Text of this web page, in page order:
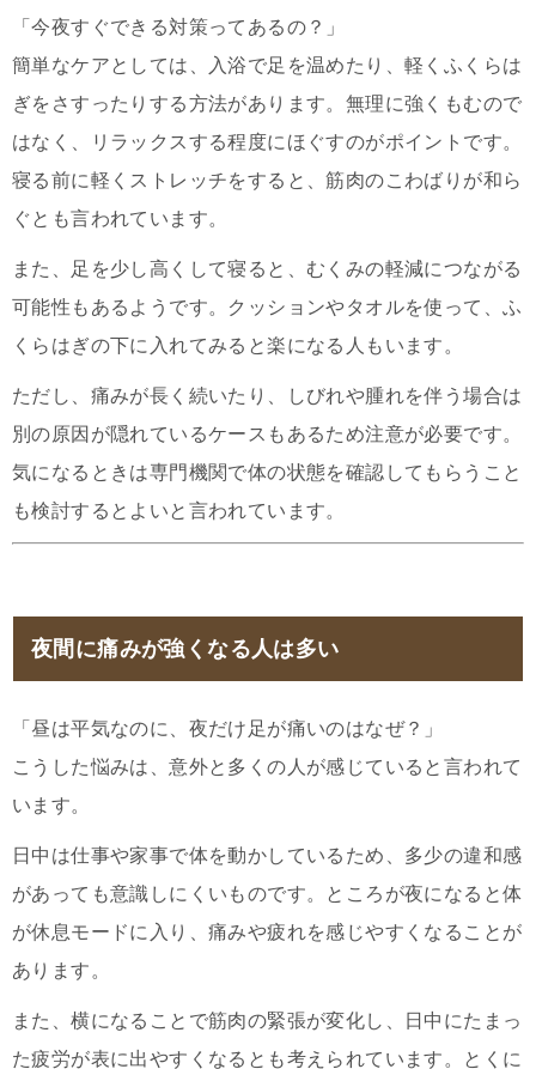
「今夜すぐできる対策ってあるの？」
簡単なケアとしては、入浴で足を温めたり、軽くふくらは
ぎをさすったりする方法があります。無理に強くもむので
はなく、リラックスする程度にほぐすのがポイントです。
寝る前に軽くストレッチをすると、筋肉のこわばりが和ら
ぐとも言われています。
また、足を少し高くして寝ると、むくみの軽減につながる
可能性もあるようです。クッションやタオルを使って、ふ
くらはぎの下に入れてみると楽になる人もいます。
ただし、痛みが長く続いたり、しびれや腫れを伴う場合は
別の原因が隠れているケースもあるため注意が必要です。
気になるときは専門機関で体の状態を確認してもらうこと
も検討するとよいと言われています。
夜間に痛みが強くなる人は多い
「昼は平気なのに、夜だけ足が痛いのはなぜ？」
こうした悩みは、意外と多くの人が感じていると言われて
います。
日中は仕事や家事で体を動かしているため、多少の違和感
があっても意識しにくいものです。ところが夜になると体
が休息モードに入り、痛みや疲れを感じやすくなることが
あります。
また、横になることで筋肉の緊張が変化し、日中にたまっ
た疲労が表に出やすくなるとも考えられています。とくに